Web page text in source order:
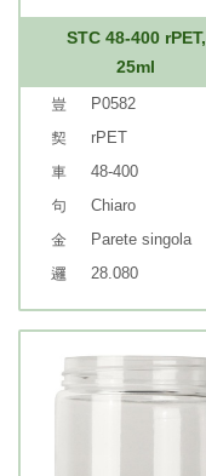
STC 48-400 rPET,
25ml
P0582
rPET
48-400
Chiaro
Parete singola
28.080